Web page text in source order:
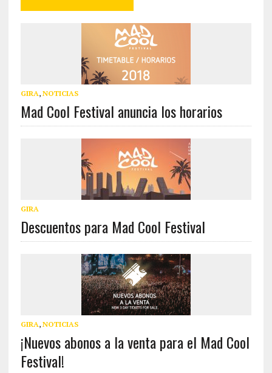
GIRA, NOTICIAS
Mad Cool Festival anuncia los horarios
GIRA
Descuentos para Mad Cool Festival
GIRA, NOTICIAS
¡Nuevos abonos a la venta para el Mad Cool
Festival!